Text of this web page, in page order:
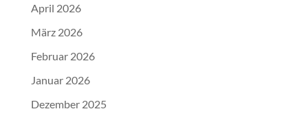
April 2026
März 2026
Februar 2026
Januar 2026
Dezember 2025